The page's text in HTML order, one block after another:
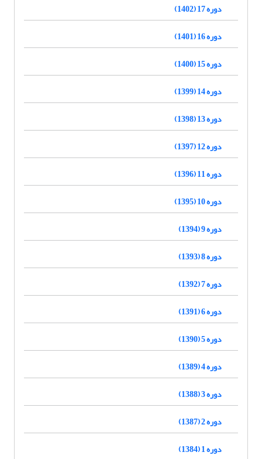
دوره 17 (1402)
دوره 16 (1401)
دوره 15 (1400)
دوره 14 (1399)
دوره 13 (1398)
دوره 12 (1397)
دوره 11 (1396)
دوره 10 (1395)
دوره 9 (1394)
دوره 8 (1393)
دوره 7 (1392)
دوره 6 (1391)
دوره 5 (1390)
دوره 4 (1389)
دوره 3 (1388)
دوره 2 (1387)
دوره 1 (1384)